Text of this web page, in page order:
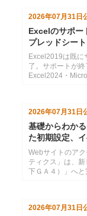
2026年07月31日
Excelのサポー
プレッドシー
Excel2019は既に
了。サポートが終
Excel2024・
2026年07月31日
基礎からわか
た初期設定、
Webサイトのア
ティクス」は、
下ＧＡ４）」へと
2026年07月31日